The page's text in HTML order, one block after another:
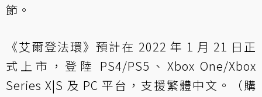
節。
《艾爾登法環》預計在 2022 年 1 月 21 日正
式上市，登陸 PS4/PS5、Xbox One/Xbox
Series X|S 及 PC 平台，支援繁體中文。（購